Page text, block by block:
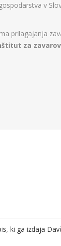
v
prilagajanja
za
ki ga izdaja